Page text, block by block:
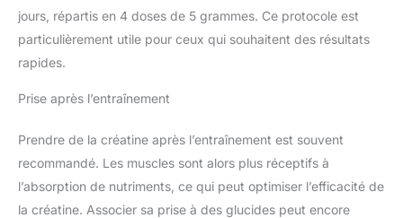
jours, répartis en 4 doses de 5 grammes. Ce protocole est
particulièrement utile pour ceux qui souhaitent des résultats
rapides.
Prise après l’entraînement
Prendre de la créatine après l’entraînement est souvent
recommandé. Les muscles sont alors plus réceptifs à
l’absorption de nutriments, ce qui peut optimiser l’efficacité de
la créatine. Associer sa prise à des glucides peut encore